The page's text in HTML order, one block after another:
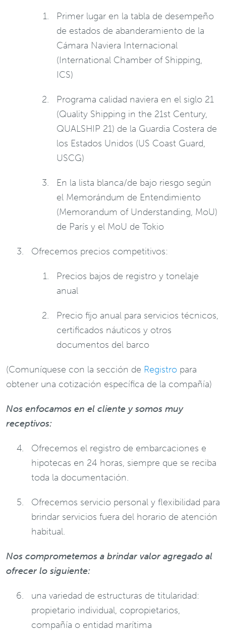
Primer lugar en la tabla de desempeño
de estados de abanderamiento de la
Cámara Naviera Internacional
(International Chamber of Shipping,
ICS)
Programa calidad naviera en el siglo 21
(Quality Shipping in the 21st Century,
QUALSHIP 21) de la Guardia Costera de
los Estados Unidos (US Coast Guard,
USCG)
En la lista blanca/de bajo riesgo según
el Memorándum de Entendimiento
(Memorandum of Understanding, MoU)
de París y el MoU de Tokio
Ofrecemos precios competitivos:
Precios bajos de registro y tonelaje
anual
Precio fijo anual para servicios técnicos,
certificados náuticos y otros
documentos del barco
(Comuníquese con la sección de Registro para
obtener una cotización específica de la compañía)
Nos enfocamos en el cliente y somos muy
receptivos:
Ofrecemos el registro de embarcaciones e
hipotecas en 24 horas, siempre que se reciba
toda la documentación.
Ofrecemos servicio personal y flexibilidad para
brindar servicios fuera del horario de atención
habitual.
Nos comprometemos a brindar valor agregado al
ofrecer lo siguiente:
una variedad de estructuras de titularidad:
propietario individual, copropietarios,
compañía o entidad marítima